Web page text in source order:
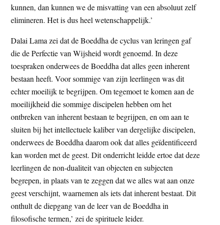
kunnen, dan kunnen we de misvatting van een absoluut zelf
elimineren. Het is dus heel wetenschappelijk.’
Dalai Lama zei dat de Boeddha de cyclus van leringen gaf
die de Perfectie van Wijsheid wordt genoemd. In deze
toespraken onderwees de Boeddha dat alles geen inherent
bestaan heeft. Voor sommige van zijn leerlingen was dit
echter moeilijk te begrijpen. Om tegemoet te komen aan de
moeilijkheid die sommige discipelen hebben om het
ontbreken van inherent bestaan te begrijpen, en om aan te
sluiten bij het intellectuele kaliber van dergelijke discipelen,
onderwees de Boeddha daarom ook dat alles geïdentificeerd
kan worden met de geest. Dit onderricht leidde ertoe dat deze
leerlingen de non-dualiteit van objecten en subjecten
begrepen, in plaats van te zeggen dat we alles wat aan onze
geest verschijnt, waarnemen als iets dat inherent bestaat. Dit
onthult de diepgang van de leer van de Boeddha in
filosofische termen,’ zei de spirituele leider.